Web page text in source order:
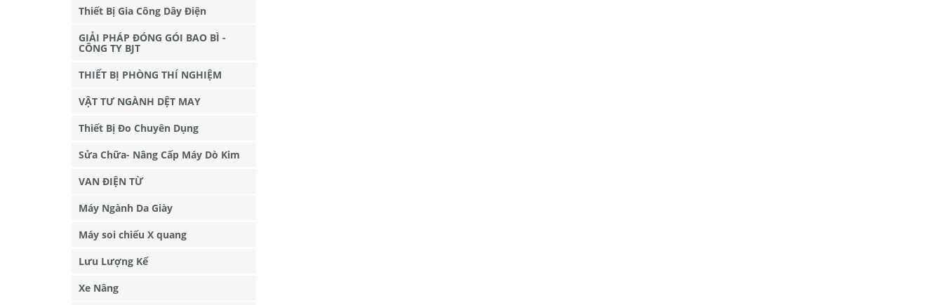
Thiết Bị Gia Công Dây Điện
GIẢI PHÁP ĐÓNG GÓI BAO BÌ -
CÔNG TY BJT
THIẾT BỊ PHÒNG THÍ NGHIỆM
VẬT TƯ NGÀNH DỆT MAY
Thiết Bị Đo Chuyên Dụng
Sửa Chữa- Nâng Cấp Máy Dò Kim
VAN ĐIỆN TỪ
Máy Ngành Da Giày
Máy soi chiếu X quang
Lưu Lượng Kế
Xe Nâng